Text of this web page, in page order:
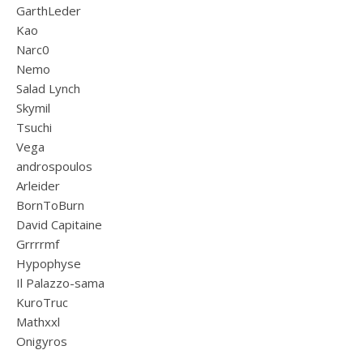
GarthLeder
Kao
Narc0
Nemo
Salad Lynch
Skymil
Tsuchi
Vega
androspoulos
Arleider
BornToBurn
David Capitaine
Grrrrmf
Hypophyse
Il Palazzo-sama
KuroTruc
Mathxxl
Onigyros